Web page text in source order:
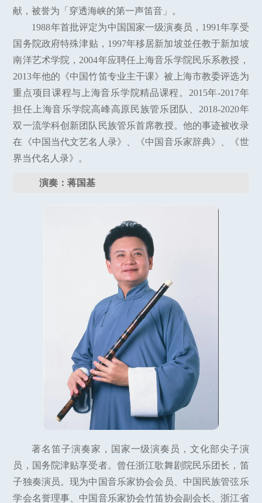
献，被誉为「穿透海峡的第一声笛音」。
1988年首批评定为中国国家一级演奏员，1991年享受
国务院政府特殊津贴，1997年移居新加坡並任教于新加坡
南洋艺术学院，2004年应聘任上海音乐学院民乐系教授，
2013年他的《中国竹笛专业主干课》被上海市教委评选为
重点项目课程与上海音乐学院精品课程。2015年-2017年
担任上海音乐学院高峰高原民族管乐团队、2018-2020年
双一流学科创新团队民族管乐首席教授。他的事迹被收录
在《中国当代文艺名人录》、《中国音乐家辞典》、《世
界当代名人录》。
演奏：蒋国基
著名笛子演奏家，国家一级演奏员，文化部尖子演
员，国务院津贴享受者。曾任浙江歌舞剧院民乐团长，笛
子独奏演员。现为中国音乐家协会会员、中国民族管弦乐
学会名誉理事、中国音乐家协会竹笛协会副会长、浙江省